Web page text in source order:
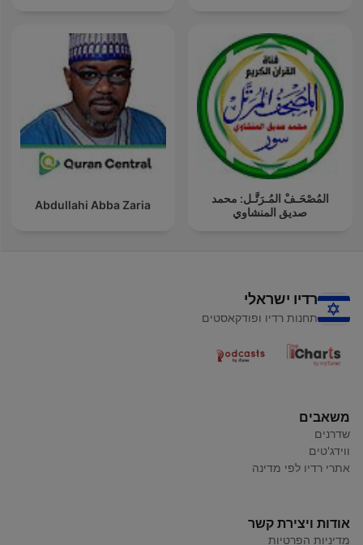
المُصْحَـفْ المُـرَتَّـل: محمد
صديق المنشاوي
Abdullahi Abba Zaria
רדיו ישראלי
תחנות רדיו ופודקאסטים
משאבים
שדרנים
ווידג'טים
אתרי רדיו לפי מדינה
אודות ויצירת קשר
מדיניות הפרטיות